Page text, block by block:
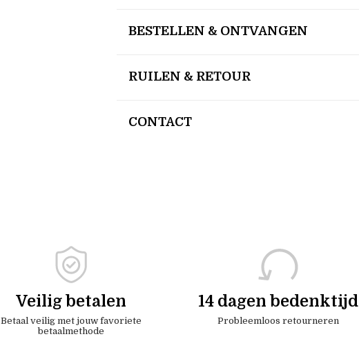
BESTELLEN & ONTVANGEN
RUILEN & RETOUR
CONTACT
Veilig betalen
Betaal veilig met jouw favoriete
betaalmethode
14 dagen bedenktijd
Probleemloos retourneren